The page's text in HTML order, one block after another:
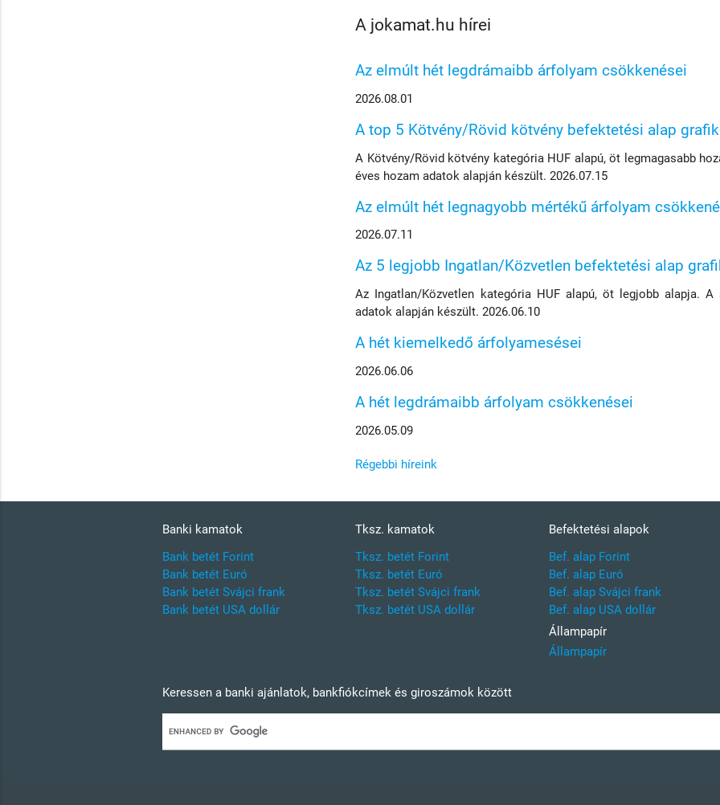
A jokamat.hu hírei
Az elmúlt hét legdrámaibb árfolyam csökkenései
2026.08.01
A top 5 Kötvény/Rövid kötvény befektetési alap
A Kötvény/Rövid kötvény kategória HUF alapú, öt legmagasabb
éves hozam adatok alapján készült. 2026.07.15
Az elmúlt hét legnagyobb mértékű árfolyam
2026.07.11
Az 5 legjobb Ingatlan/Közvetlen befektetési alap
Az Ingatlan/Közvetlen kategória HUF alapú, öt legjobb alapja. A
adatok alapján készült. 2026.06.10
A hét kiemelkedő árfolyamesései
2026.06.06
A hét legdrámaibb árfolyam csökkenései
2026.05.09
Régebbi híreink
Banki kamatok
Bank betét Forint
Bank betét Euró
Bank betét Svájci frank
Bank betét USA dollár
Tksz. kamatok
Tksz. betét Forint
Tksz. betét Euró
Tksz. betét Svájci frank
Tksz. betét USA dollár
Befektetési alapok
Bef. alap Forint
Bef. alap Euró
Bef. alap Svájci frank
Bef. alap USA dollár
Állampapír
Állampapír
Keressen a banki ajánlatok, bankfiókcímek és giroszámok között